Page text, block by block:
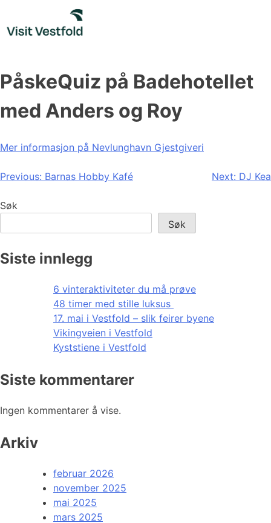
content
PåskeQuiz på Badehotellet
med Anders og Roy
Mer informasjon på Nevlunghavn Gjestgiveri
Innleggsnavigasjon
Previous: Barnas Hobby Kafé Next: DJ Kea
Søk
Søk
Siste innlegg
6 vinteraktiviteter du må prøve
48 timer med stille luksus
17. mai i Vestfold – slik feirer byene
Vikingveien i Vestfold
Kyststiene i Vestfold
Siste kommentarer
Ingen kommentarer å vise.
Arkiv
februar 2026
november 2025
mai 2025
mars 2025